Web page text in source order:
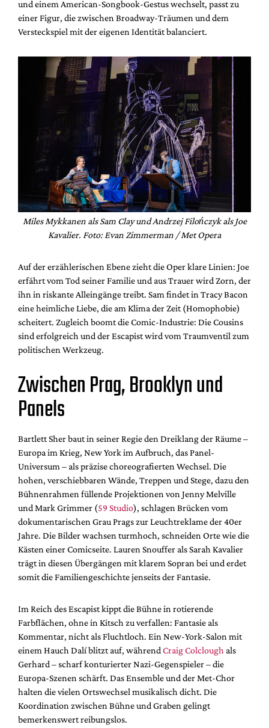
und einem American-Songbook-Gestus wechselt, passt zu
einer Figur, die zwischen Broadway-Träumen und dem
Versteckspiel mit der eigenen Identität balanciert.
Miles Mykkanen als Sam Clay und Andrzej Filończyk als Joe
Kavalier. Foto: Evan Zimmerman / Met Opera
Auf der erzählerischen Ebene zieht die Oper klare Linien: Joe
erfährt vom Tod seiner Familie und aus Trauer wird Zorn, der
ihn in riskante Alleingänge treibt. Sam findet in Tracy Bacon
eine heimliche Liebe, die am Klima der Zeit (Homophobie)
scheitert. Zugleich boomt die Comic-Industrie: Die Cousins
sind erfolgreich und der Escapist wird vom Traumventil zum
politischen Werkzeug.
Zwischen Prag, Brooklyn und
Panels
Bartlett Sher baut in seiner Regie den Dreiklang der Räume –
Europa im Krieg, New York im Aufbruch, das Panel-
Universum – als präzise choreografierten Wechsel. Die
hohen, verschiebbaren Wände, Treppen und Stege, dazu den
Bühnenrahmen füllende Projektionen von Jenny Melville
und Mark Grimmer (59 Studio), schlagen Brücken vom
dokumentarischen Grau Prags zur Leuchtreklame der 40er
Jahre. Die Bilder wachsen turmhoch, schneiden Orte wie die
Kästen einer Comicseite. Lauren Snouffer als Sarah Kavalier
trägt in diesen Übergängen mit klarem Sopran bei und erdet
somit die Familiengeschichte jenseits der Fantasie.
Im Reich des Escapist kippt die Bühne in rotierende
Farbflächen, ohne in Kitsch zu verfallen: Fantasie als
Kommentar, nicht als Fluchtloch. Ein New-York-Salon mit
einem Hauch Dalí blitzt auf, während Craig Colclough als
Gerhard – scharf konturierter Nazi-Gegenspieler – die
Europa-Szenen schärft. Das Ensemble und der Met-Chor
halten die vielen Ortswechsel musikalisch dicht. Die
Koordination zwischen Bühne und Graben gelingt
bemerkenswert reibungslos.